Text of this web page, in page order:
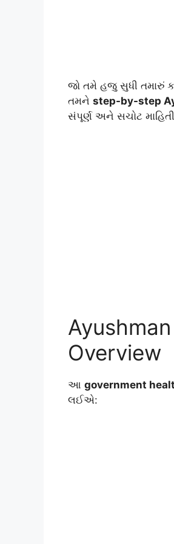
જો તમે હજુ સુધી તમારું
તમને step-by-step
સંપૂર્ણ અને સચોટ
Overview
આ government
લઈએ: